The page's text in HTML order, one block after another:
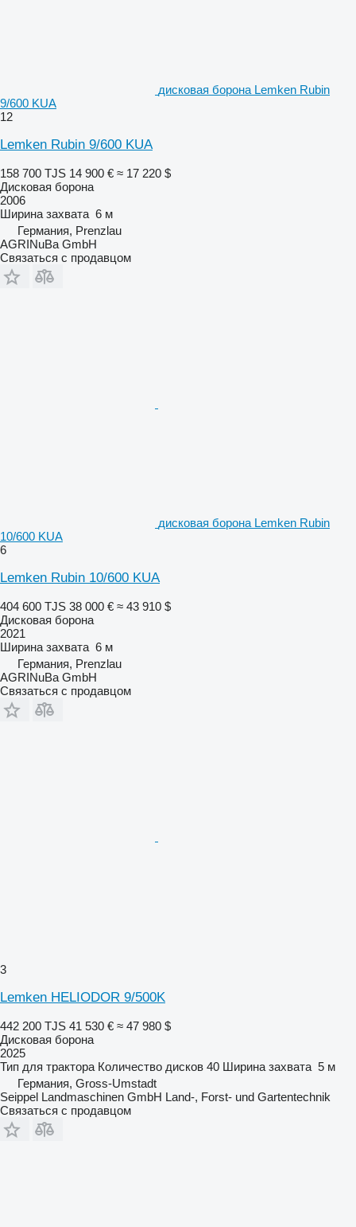
дисковая борона Lemken Rubin
9/600 KUA
12
Lemken Rubin 9/600 KUA
158 700 TJS 14 900 € ≈ 17 220 $
Дисковая борона
2006
Ширина захвата 6 м
Германия, Prenzlau
AGRINuBa GmbH
Связаться с продавцом
дисковая борона Lemken Rubin
10/600 KUA
6
Lemken Rubin 10/600 KUA
404 600 TJS 38 000 € ≈ 43 910 $
Дисковая борона
2021
Ширина захвата 6 м
Германия, Prenzlau
AGRINuBa GmbH
Связаться с продавцом
3
Lemken HELIODOR 9/500K
442 200 TJS 41 530 € ≈ 47 980 $
Дисковая борона
2025
Тип для трактора Количество дисков 40 Ширина захвата 5 м
Германия, Gross-Umstadt
Seippel Landmaschinen GmbH Land-, Forst- und Gartentechnik
Связаться с продавцом